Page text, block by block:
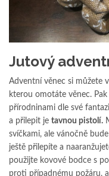
Jutový
Adventní věnec si můžete
kterou omotáte věnec.
přírodninami dle své
a přilepit je tavnou pistolí.
svíčkami, ale vánočně
ještě přilepíte a
použijte kovové bodce s
proti případnému požáru,